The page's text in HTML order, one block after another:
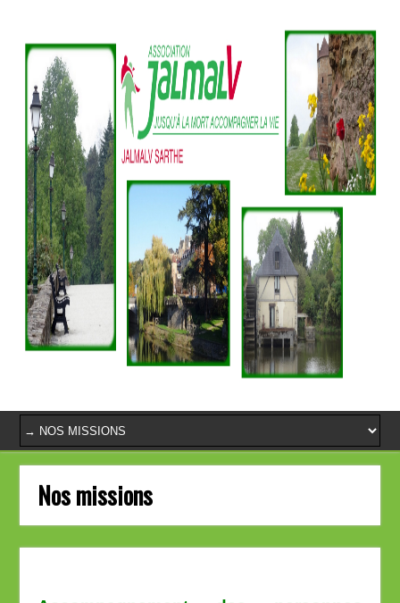
Nos missions